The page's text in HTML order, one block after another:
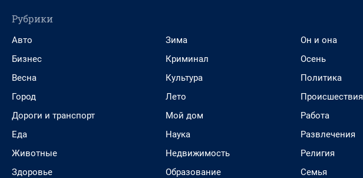
Рубрики
Авто
Бизнес
Весна
Город
Дороги и транспорт
Еда
Животные
Здоровье
Зима
Криминал
Культура
Лето
Мой дом
Наука
Недвижимость
Образование
Он и она
Осень
Политика
Происшествия
Работа
Развлечения
Религия
Семья